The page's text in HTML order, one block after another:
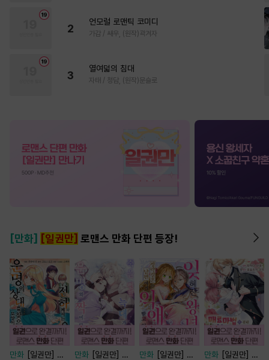
2
언모럴 로맨틱 코미디
가감 / 쌔우, (원작)곽겨자
3
열여덟의 침대
자태 / 청담, (원작)문슬로
[만화] [일권만] 로맨스 만화 단편 등장!
만화
[일권만] 전
만화
[일권만] 죽
만화
[일권만] 잊
만화
[일권만] 매